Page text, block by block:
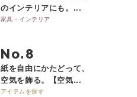
のインテリアにも。...
家具・インテリア
No.
紙を自由にかたどって、
空気を飾る。【空気...
アイテムを探す